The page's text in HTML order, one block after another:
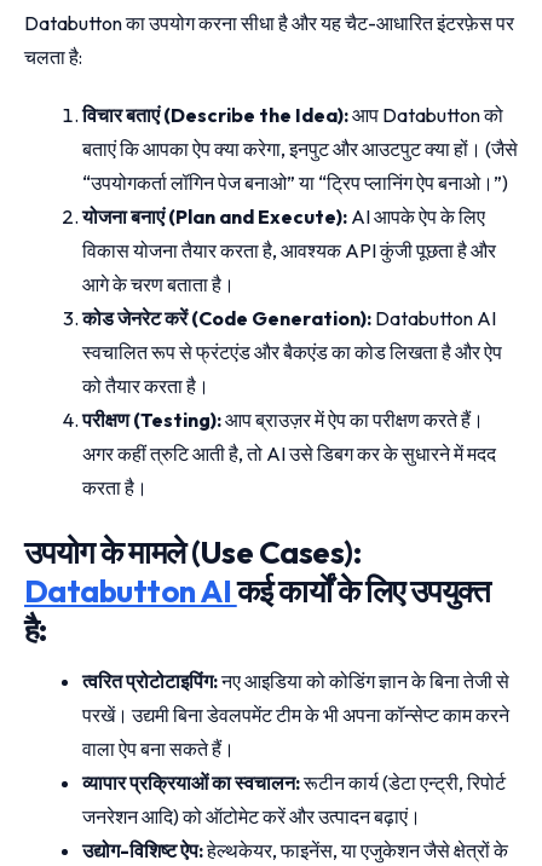
Databutton का उपयोग करना सीधा है और यह चैट-आधारित इंटरफ़ेस पर
चलता है:
विचार बताएं (Describe the Idea):आप Databutton को
बताएं कि आपका ऐप क्या करेगा, इनपुट और आउटपुट क्या हों। (जैसे
“उपयोगकर्ता लॉगिन पेज बनाओ” या “ट्रिप प्लानिंग ऐप बनाओ।”)
योजना बनाएं (Plan and Execute): AI आपके ऐप के लिए
विकास योजना तैयार करता है, आवश्यक API कुंजी पूछता है और
आगे के चरण बताता है।
कोड जेनरेट करें (Code Generation): Databutton AI
स्वचालित रूप से फ्रंटएंड और बैकएंड का कोड लिखता है और ऐप
को तैयार करता है।
परीक्षण (Testing):आप ब्राउज़र में ऐप का परीक्षण करते हैं।
अगर कहीं त्रुटि आती है, तो AI उसे डिबग कर के सुधारने में मदद
करता है।
उपयोग के मामले (Use Cases):
Databutton AIकई कार्यों के लिए उपयुक्त
है:
त्वरित प्रोटोटाइपिंग:नए आइडिया को कोडिंग ज्ञान के बिना तेजी से
परखें। उद्यमी बिना डेवलपमेंट टीम के भी अपना कॉन्सेप्ट काम करने
वाला ऐप बना सकते हैं।
व्यापार प्रक्रियाओं का स्वचालन:रूटीन कार्य (डेटा एन्ट्री, रिपोर्ट
जनरेशन आदि) को ऑटोमेट करें और उत्पादन बढ़ाएं।
उद्योग-विशिष्ट ऐप:हेल्थकेयर, फाइनेंस, या एजुकेशन जैसे क्षेत्रों के